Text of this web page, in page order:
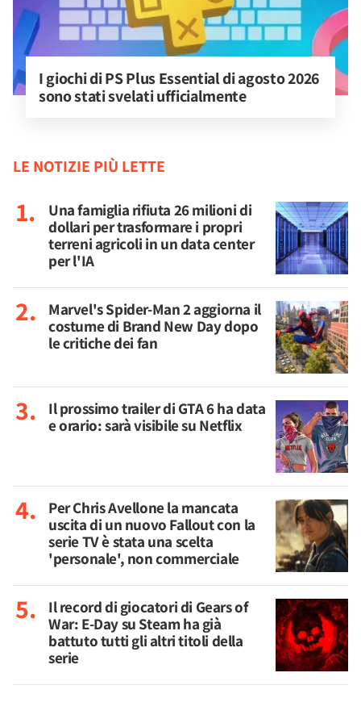
I giochi di PS Plus Essential di agosto 2026
sono stati svelati ufficialmente
LE NOTIZIE PIÙ LETTE
Una famiglia rifiuta 26 milioni di
dollari per trasformare i propri
terreni agricoli in un data center
per l'IA
Marvel's Spider-Man 2 aggiorna il
costume di Brand New Day dopo
le critiche dei fan
Il prossimo trailer di GTA 6 ha data
e orario: sarà visibile su Netflix
Per Chris Avellone la mancata
uscita di un nuovo Fallout con la
serie TV è stata una scelta
'personale', non commerciale
Il record di giocatori di Gears of
War: E-Day su Steam ha già
battuto tutti gli altri titoli della
serie